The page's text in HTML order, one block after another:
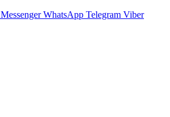
Messenger WhatsApp Telegram Viber